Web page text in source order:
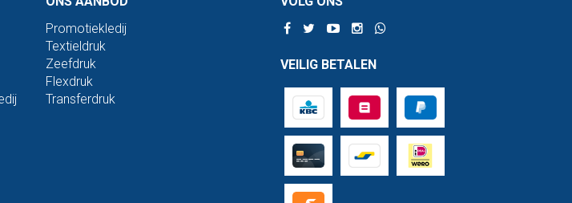
Promotiekledij
Textieldruk
Zeefdruk
Flexdruk
Transferdruk
VEILIG BETALEN